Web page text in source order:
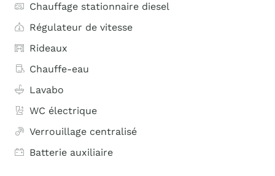
Chauffage stationnaire diesel
Régulateur de vitesse
Rideaux
Chauffe-eau
Lavabo
WC électrique
Verrouillage centralisé
Batterie auxiliaire